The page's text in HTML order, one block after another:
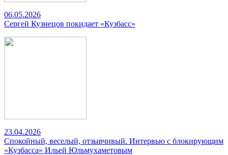
06.05.2026
Сергей Кузнецов покидает «Кузбасс»
23.04.2026
Спокойный, веселый, отзывчивый. Интервью с блокирующим
«Кузбасса» Ильей Юльмухаметовым